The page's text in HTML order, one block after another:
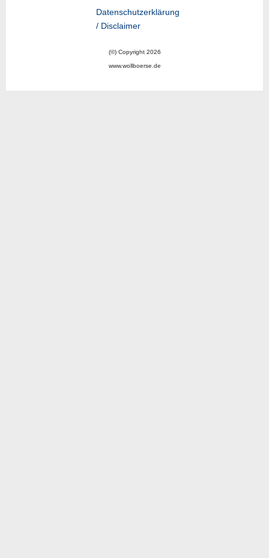
Datenschutzerklärung
/ Disclaimer
(©) Copyright 2026
www.wollboerse.de